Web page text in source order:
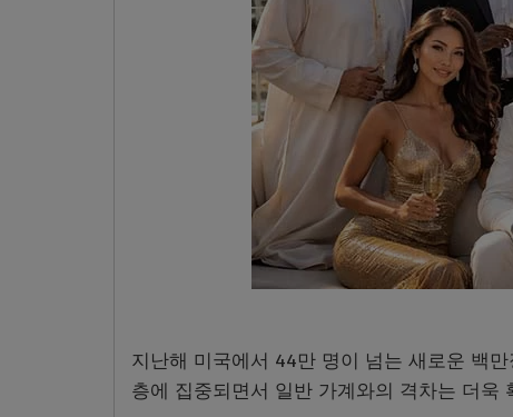
지난해 미국에서 44만 명이 넘는 새로운 백
층에 집중되면서 일반 가계와의 격차는 더욱